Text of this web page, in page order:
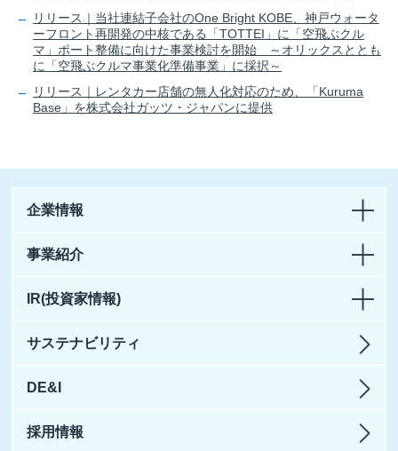
リリース｜当社連結子会社のOne Bright KOBE、神戸ウォータ
ーフロント再開発の中核である「TOTTEI」に「空飛ぶクル
マ」ポート整備に向けた事業検討を開始 ～オリックスととも
に「空飛ぶクルマ事業化準備事業」に採択～
リリース｜レンタカー店舗の無人化対応のため、「Kuruma
Base」を株式会社ガッツ・ジャパンに提供
企業情報
事業紹介
IR(投資家情報)
サステナビリティ
DE&I
採用情報